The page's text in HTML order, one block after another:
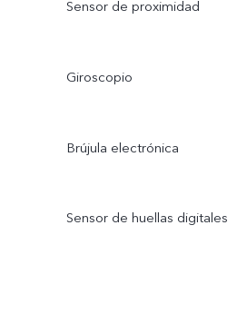
Sensor de proximidad
Giroscopio
Brújula electrónica
Sensor de huellas digitales